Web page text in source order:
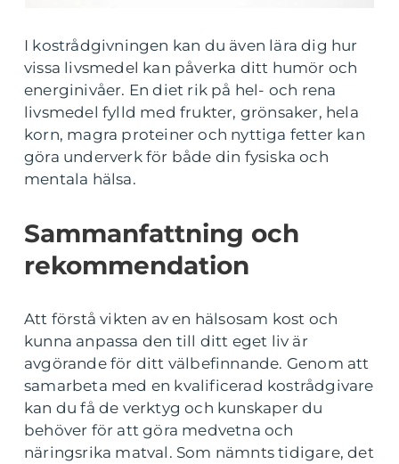
I kostrådgivningen kan du även lära dig hur
vissa livsmedel kan påverka ditt humör och
energinivåer. En diet rik på hel- och rena
livsmedel fylld med frukter, grönsaker, hela
korn, magra proteiner och nyttiga fetter kan
göra underverk för både din fysiska och
mentala hälsa.
Sammanfattning och
rekommendation
Att förstå vikten av en hälsosam kost och
kunna anpassa den till ditt eget liv är
avgörande för ditt välbefinnande. Genom att
samarbeta med en kvalificerad kostrådgivare
kan du få de verktyg och kunskaper du
behöver för att göra medvetna och
näringsrika matval. Som nämnts tidigare, det